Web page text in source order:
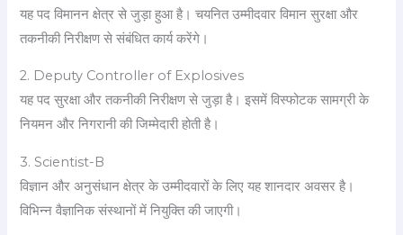
यह पद विमानन क्षेत्र से जुड़ा हुआ है। चयनित उम्मीदवार विमान सुरक्षा और
तकनीकी निरीक्षण से संबंधित कार्य करेंगे।
2. Deputy Controller of Explosives
यह पद सुरक्षा और तकनीकी निरीक्षण से जुड़ा है। इसमें विस्फोटक सामग्री के
नियमन और निगरानी की जिम्मेदारी होती है।
3. Scientist-B
विज्ञान और अनुसंधान क्षेत्र के उम्मीदवारों के लिए यह शानदार अवसर है।
विभिन्न वैज्ञानिक संस्थानों में नियुक्ति की जाएगी।